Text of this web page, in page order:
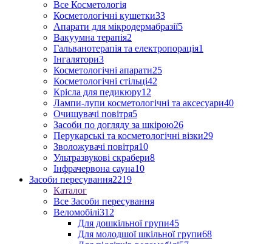
Все Косметологія
Косметологічні кушетки33
Апарати для мікродермабразії5
Вакуумна терапія2
Гальванотерапія та електропорація1
Інгалятори3
Косметологічні апарати25
Косметологічні стільці42
Крісла для педикюру12
Лампи-лупи косметологічні та аксесуари40
Очищувачі повітря5
Засоби по догляду за шкірою26
Перукарські та косметологічні візки29
Зволожувачі повітря10
Ультразвукові скрабери8
Інфрачервона сауна10
Засоби пересування2219
Каталог
Все Засоби пересування
Веломобілі312
Для дошкільної групи45
Для молодшої шкільної групи68